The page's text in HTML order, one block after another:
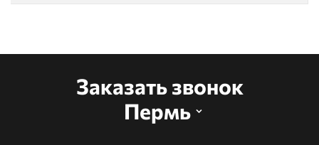
Заказать звонок
Пермь